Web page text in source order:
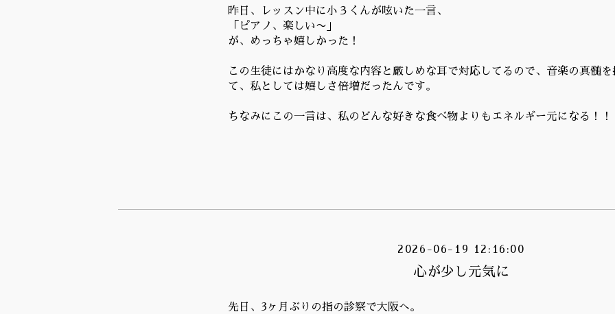
昨日、レッスン中に小３くんが呟いた一言、
「ピアノ、楽しい〜」
が、めっちゃ嬉しかった！
この生徒にはかなり高度な内容と厳しめな耳で対応してるので、音楽の真髄を
て、私としては嬉しさ倍増だったんです。
ちなみにこの一言は、私のどんな好きな食べ物よりもエネルギー元になる！！
2026-06-19 12:16:00
心が少し元気に
先日、3ヶ月ぶりの指の診察で大阪へ。